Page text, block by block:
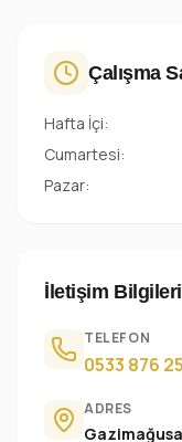
Çalışma
Hafta İçi:
Cumartesi:
Pazar:
İletişim
TELEFON
0533 876
ADRES